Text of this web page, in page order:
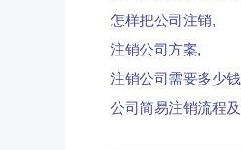
怎样把公司注销,
注销公司方案,
注销公司需要多少
公司简易注销流程